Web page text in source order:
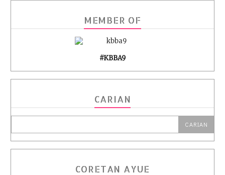
MEMBER OF
#KBBA9
CARIAN
CORETAN AYUE